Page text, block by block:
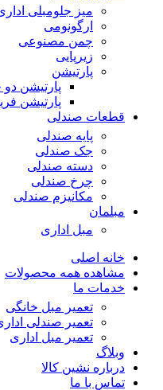
میز جلومبلی
ارگونومی
چمن مصنوعی
زیرپایی
پارتیشن
پارتیشن دو
پارتیشن
قطعات صندلی
پایه صندلی
جک صندلی
دسته صندلی
چرخ صندلی
مکانیزم صندلی
مبلمان
مبل اداری
خانه اصلی
مشاهده همه محصولات
خدمات ما
تعمیر مبل خانگی
تعمیر صندلی
تعمیر مبل اداری
وبلاگ
درباره نشین کالا
تماس با ما